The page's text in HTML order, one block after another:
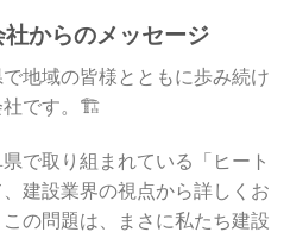
からのメッセージ
地域の皆様とともに歩み続け
社です。🏗️
で取り組まれている「ヒート
建設業界の視点から詳しくお
の問題は、まさに私たち建設